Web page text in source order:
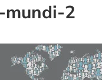
mundi-2